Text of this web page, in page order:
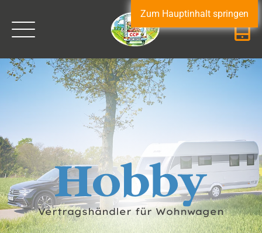
Zum Hauptinhalt springen
Vertragshändler für Wohnwagen